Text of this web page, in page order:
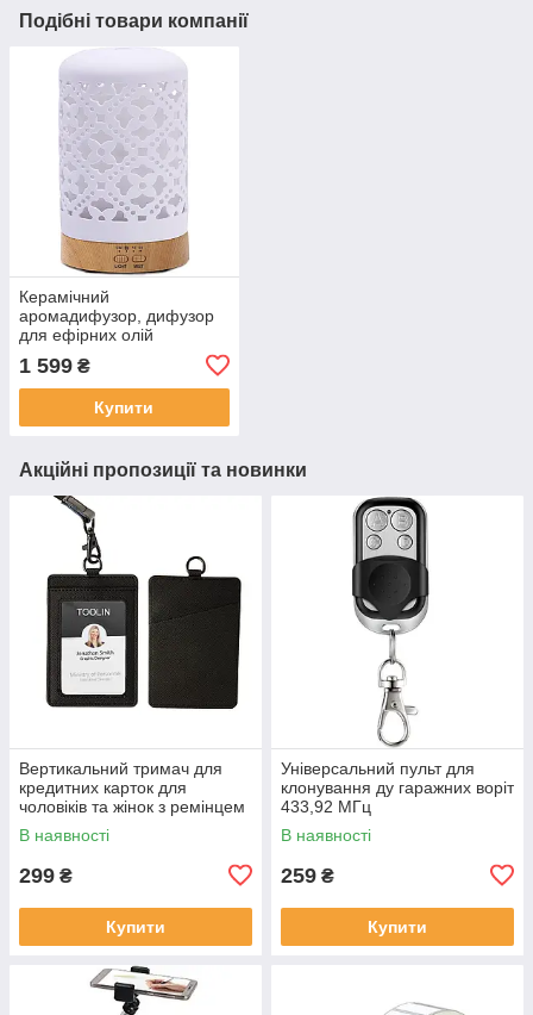
Подібні товари компанії
Керамічний
аромадифузор, дифузор
для ефірних олій
1 599 ₴
Купити
Акційні пропозиції та новинки
Вертикальний тримач для
кредитних карток для
чоловіків та жінок з ремінцем
на шиї (чорний)
В наявності
299 ₴
Купити
Універсальний пульт для
клонування ду гаражних воріт
433,92 МГц
В наявності
259 ₴
Купити